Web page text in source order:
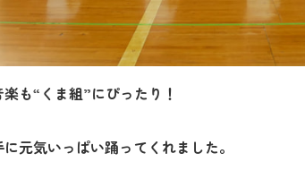
も“くま組”にぴったり！
元気いっぱい踊ってくれました。